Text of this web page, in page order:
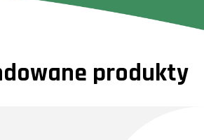
produkty